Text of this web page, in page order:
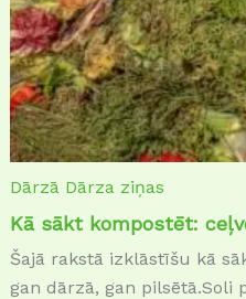
Dārzā Dārza ziņas
Kā sākt kompostēt:
Šajā rakstā izklāstīšu kā
gan dārzā, gan pilsētā.Soli